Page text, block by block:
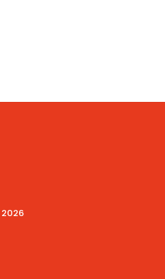
2026